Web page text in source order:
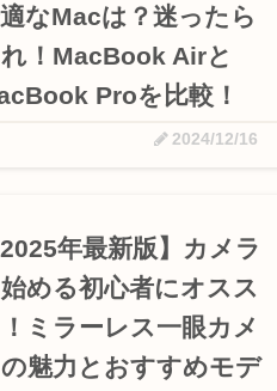
なMacは？迷ったら
！MacBook Airと
Proを比較！
2024/12/16
2025年最新版】カメラ
める初心者にオスス
ミラーレス一眼カメ
魅力とおすすめモデ